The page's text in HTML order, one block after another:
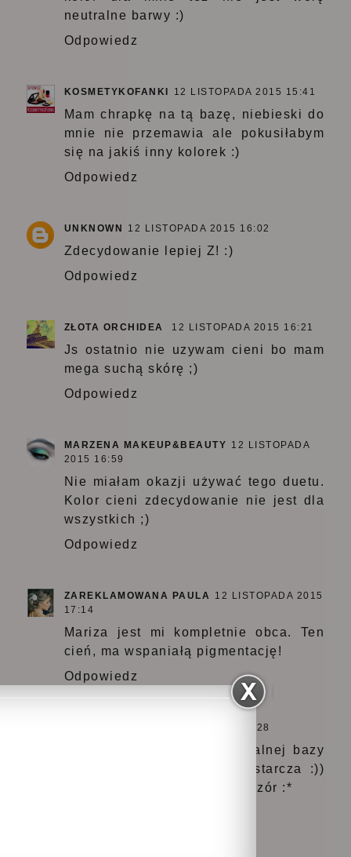
neutralne barwy :)
Odpowiedz
KOSMETYKOFANKI 12 LISTOPADA 2015 15:41
Mam chrapkę na tą bazę, niebieski do
mnie nie przemawia ale pokusiłabym
się na jakiś inny kolorek :)
Odpowiedz
UNKNOWN 12 LISTOPADA 2015 16:02
Zdecydowanie lepiej Z! :)
Odpowiedz
ZŁOTA ORCHIDEA 12 LISTOPADA 2015 16:21
Js ostatnio nie uzywam cieni bo mam
mega suchą skórę ;)
Odpowiedz
MARZENA MAKEUP&BEAUTY 12 LISTOPADA
2015 16:59
Nie miałam okazji używać tego duetu.
Kolor cieni zdecydowanie nie jest dla
wszystkich ;)
Odpowiedz
ZAREKLAMOWANA PAULA
12 LISTOPADA 2015
17:14
Mariza jest mi kompletnie obca. Ten
cień, ma wspaniałą pigmentację!
Odpowiedz
12 LISTOPADA 2015 17:28
Nigdy nie miałam profesjonalnej bazy
pod cienie, korektor mi wystarcza :))
Buziak kochana na miły wieczór :*